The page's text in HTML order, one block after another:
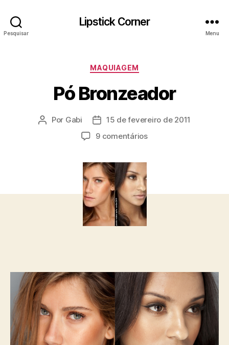
Pesquisar
Lipstick Corner
Menu
Categorias
MAQUIAGEM
Pó Bronzeador
Autor
Por Gabi
Data
de
15 de fevereiro de 2011
9 comentáriosem